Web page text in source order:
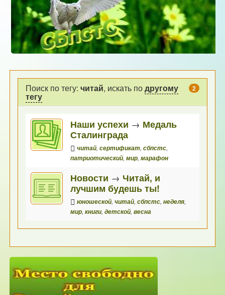
2
Поиск по тегу:читай, искать подругому
тегу
Наши успехи → Медаль
Сталинграда
читай,сертификат,сбпстс,
патриотический,мир,марафон
Новости → Читай, и
лучшим будешь ты!
юношеской,читай,сбпстс,неделя,
мир,книги,детской,весна